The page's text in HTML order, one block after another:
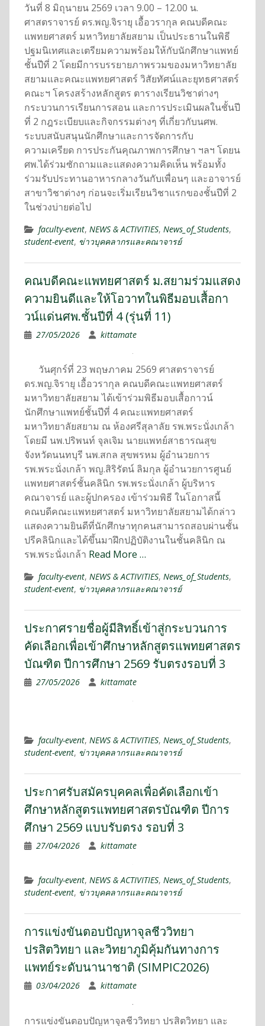
วันที่ 8 มิถุนายน 2569 เวลา 9.00 – 12.00 น.
ศาสตราจารย์ ดร.พญ.จิรายุ เอื้อวรากุล คณบดีคณะ
แพทยศาสตร์ มหาวิทยาลัยสยาม เป็นประธานในพิธี
ปฐมนิเทศและเตรียมความพร้อมให้กับนักศึกษาแพทย์
ชั้นปีที่ 2 โดยมีการบรรยายภาพรวมของมหาวิทยาลัย
สยามและคณะแพทยศาสตร์ วิสัยทัศน์และยุทธศาสตร์
คณะฯ โครงสร้างหลักสูตร ตารางเรียนวิชาต่างๆ
กระบวนการเรียนการสอน และการประเมินผลในชั้นปี
ที่ 2 กฎระเบียบและกิจกรรมต่างๆ ที่เกี่ยวกับนศพ.
ระบบสนับสนุนนักศึกษาและการจัดการกับ
ความเครียด การประกันคุณภาพการศึกษา ฯลฯ โดยน
ศพ.ได้ร่วมซักถามและแสดงความคิดเห็น พร้อมทั้ง
ร่วมรับประทานอาหารกลางวันกับเพื่อนๆ และอาจารย์
สาขาวิชาต่างๆ ก่อนจะเริ่มเรียนวิชาแรกของชั้นปีที่ 2
ในช่วงบ่ายต่อไป
faculty-event, NEWS & ACTIVITIES, News_of_Students,
student-event, ข่าวบุคคลากรและคณาจารย์
คณบดีคณะแพทยศาสตร์ ม.สยามร่วมแสดง
ความยินดีและให้โอวาทในพิธีมอบเสื้อกา
วน์แด่นศพ.ชั้นปีที่ 4 (รุ่นที่ 11)
27/05/2026 kittamate
วันศุกร์ที่ 23 พฤษภาคม 2569 ศาสตราจารย์
ดร.พญ.จิรายุ เอื้อวรากุล คณบดีคณะแพทยศาสตร์
มหาวิทยาลัยสยาม ได้เข้าร่วมพิธีมอบเสื้อกาวน์
นักศึกษาแพทย์ชั้นปีที่ 4 คณะแพทยศาสตร์
มหาวิทยาลัยสยาม ณ ห้องศรีสุลาลัย รพ.พระนั่งเกล้า
โดยมี นพ.ปริพนท์ จุลเจิม นายแพทย์สาธารณสุข
จังหวัดนนทบุรี นพ.สกล สุขพรหม ผู้อำนวยการ
รพ.พระนั่งเกล้า พญ.สิริรัตน์ ลิมกุล ผู้อำนวยการศูนย์
แพทยศาสตร์ชั้นคลินิก รพ.พระนั่งเกล้า ผู้บริหาร
คณาจารย์ และผู้ปกครอง เข้าร่วมพิธี ในโอกาสนี้
คณบดีคณะแพทยศาสตร์ มหาวิทยาลัยสยามได้กล่าว
แสดงความยินดีที่นักศึกษาทุกคนสามารถสอบผ่านชั้น
ปรีคลินิกและได้ขึ้นมาฝึกปฏิบัติงานในชั้นคลินิก ณ
รพ.พระนั่งเกล้า Read More …
faculty-event, NEWS & ACTIVITIES, News_of_Students,
student-event, ข่าวบุคคลากรและคณาจารย์
ประกาศรายชื่อผู้มีสิทธิ์เข้าสู่กระบวนการ
คัดเลือกเพื่อเข้าศึกษาหลักสูตรแพทยศาสตร
บัณฑิต ปีการศึกษา 2569 รับตรงรอบที่ 3
27/05/2026 kittamate
faculty-event, NEWS & ACTIVITIES, News_of_Students,
student-event, ข่าวบุคคลากรและคณาจารย์
ประกาศรับสมัครบุคคลเพื่อคัดเลือกเข้า
ศึกษาหลักสูตรแพทยศาสตรบัณฑิต ปีการ
ศึกษา 2569 แบบรับตรง รอบที่ 3
27/04/2026 kittamate
faculty-event, NEWS & ACTIVITIES, News_of_Students,
student-event, ข่าวบุคคลากรและคณาจารย์
การแข่งขันตอบปัญหาจุลชีววิทยา
ปรสิตวิทยา และวิทยาภูมิคุ้มกันทางการ
แพทย์ระดับนานาชาติ (SIMPIC2026)
03/04/2026 kittamate
การแข่งขันตอบปัญหาจุลชีววิทยา ปรสิตวิทยา และ